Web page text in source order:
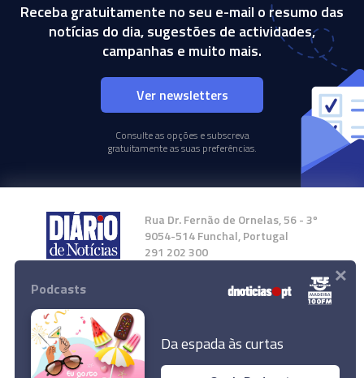
Receba gratuitamente no seu e-mail o resumo das
notícias do dia, sugestões de actividades,
campanhas e muito mais.
Ver newsletters
Consulte as opções e subscreva
gratuitamente as suas preferências.
Rua Dr. Fernão de Ornelas, 56 - 3º
9054-514 Funchal, Portugal
291 202 300
Instale a nossa App
Podcasts
Da espada às curtas
×